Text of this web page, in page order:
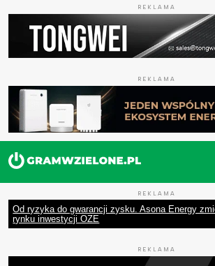
REKLAMA
REKLAMA
REKLAMA
Od ryzyka do gwarancji zysku. Asona Energy
rynku inwestycji OZE
REKLAMA